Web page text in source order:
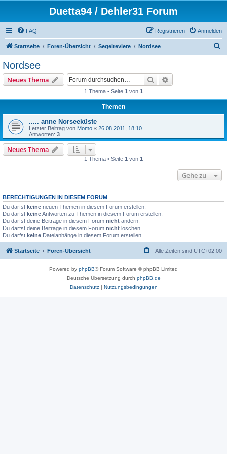
Duetta94 / Dehler31 Forum
FAQ Anmelden
Registrieren
Startseite Foren-Übersicht Segelreviere Nordsee
Nordsee
Neues Thema Suche
1 Thema • Seite 1 von 1
Themen
..... anne Norseeküste
Letzter Beitrag von Momo « 26.08.2011, 18:10
Antworten: 3
Neues Thema
1 Thema • Seite 1 von 1
Gehe zu
BERECHTIGUNGEN IN DIESEM FORUM
Du darfst keine neuen Themen in diesem Forum erstellen.
Du darfst keineAntworten zu Themen in diesem Forum erstellen.
Du darfst deine Beiträge in diesem Forum nicht ändern.
Du darfst deine Beiträge in diesem Forum nicht löschen.
Du darfst keine Dateianhänge in diesem Forum erstellen.
Startseite Foren-Übersicht Alle Zeiten sind UTC+02:00
Powered by phpBB® Forum Software © phpBB Limited
Deutsche Übersetzung durch phpBB.de
Datenschutz| Nutzungsbedingungen